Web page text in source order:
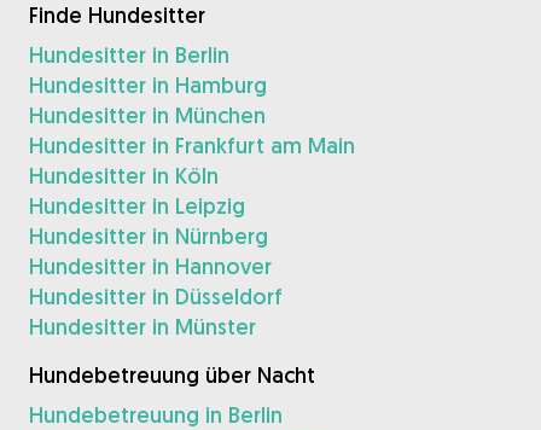
Finde Hundesitter
Hundesitter in Berlin
Hundesitter in Hamburg
Hundesitter in München
Hundesitter in Frankfurt am Main
Hundesitter in Köln
Hundesitter in Leipzig
Hundesitter in Nürnberg
Hundesitter in Hannover
Hundesitter in Düsseldorf
Hundesitter in Münster
Hundebetreuung über Nacht
Hundebetreuung in Berlin